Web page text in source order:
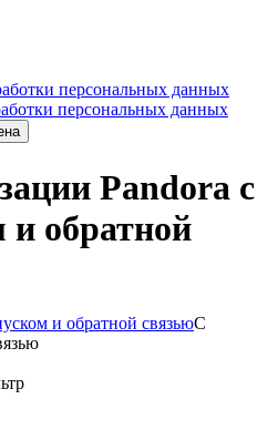
персональных данных
персональных данных
Pandora с
и обратной
и обратной связьюС